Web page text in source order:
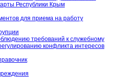
Республики Крым
для приема на работу
требований к служебному
конфликта интересов